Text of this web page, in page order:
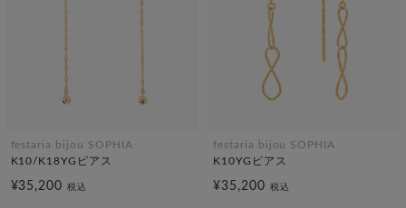
festaria bijou SOPHIA
K10/K18YGピアス
¥35,200税込
festaria bijou SOPHIA
K10YGピアス
¥35,200 税込